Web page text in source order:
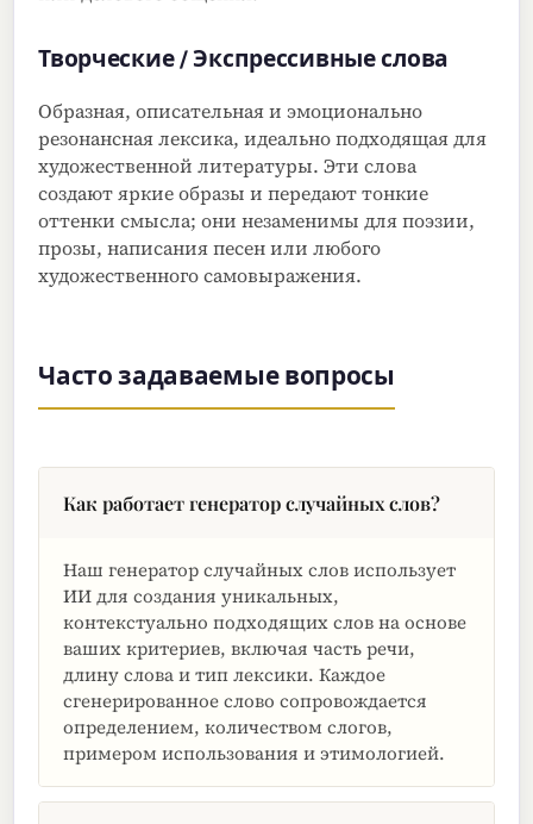
Творческие / Экспрессивные слова
Образная, описательная и эмоционально
резонансная лексика, идеально подходящая для
художественной литературы. Эти слова
создают яркие образы и передают тонкие
оттенки смысла; они незаменимы для поэзии,
прозы, написания песен или любого
художественного самовыражения.
Часто задаваемые вопросы
Как работает генератор случайных слов?
Наш генератор случайных слов использует
ИИ для создания уникальных,
контекстуально подходящих слов на основе
ваших критериев, включая часть речи,
длину слова и тип лексики. Каждое
сгенерированное слово сопровождается
определением, количеством слогов,
примером использования и этимологией.